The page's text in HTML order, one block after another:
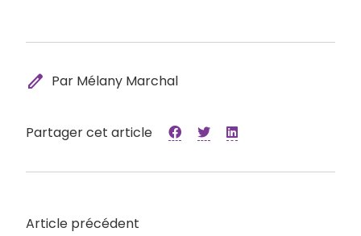
edit Par Mélany Marchal
Partager cet article
Article précédent